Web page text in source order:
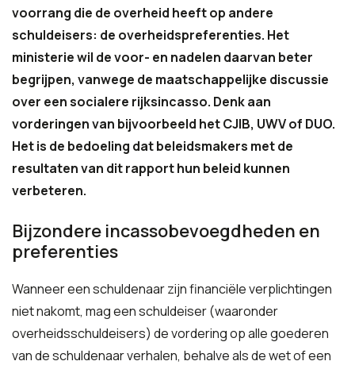
voorrang die de overheid heeft op andere
schuldeisers: de overheidspreferenties. Het
ministerie wil de voor- en nadelen daarvan beter
begrijpen, vanwege de maatschappelijke discussie
over een socialere rijksincasso. Denk aan
vorderingen van bijvoorbeeld het CJIB, UWV of DUO.
Het is de bedoeling dat beleidsmakers met de
resultaten van dit rapport hun beleid kunnen
verbeteren.
Bijzondere incassobevoegdheden en
preferenties
Wanneer een schuldenaar zijn financiële verplichtingen
niet nakomt, mag een schuldeiser (waaronder
overheidsschuldeisers) de vordering op alle goederen
van de schuldenaar verhalen, behalve als de wet of een